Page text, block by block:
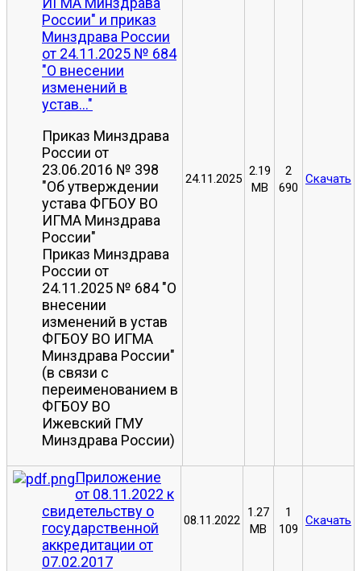
России" и приказ
Минздрава России
от 24.11.2025 № 684
"О внесении
изменений в
устав..."
Приказ Минздрава
России от
23.06.2016 № 398
"Об утверждении
устава ФГБОУ ВО
ИГМА Минздрава
России"
Приказ Минздрава
России от
24.11.2025 № 684 "О
внесении
изменений в устав
ФГБОУ ВО ИГМА
Минздрава России"
(в связи с
переименованием в
ФГБОУ ВО
Ижевский ГМУ
Минздрава России)
24.11.2025
2.19
MB
2
690
Скачать
Приложение
от 08.11.2022 к
свидетельству о
государственной
аккредитации от
07.02.2017
08.11.2022
1.27
MB
1
109
Скачать